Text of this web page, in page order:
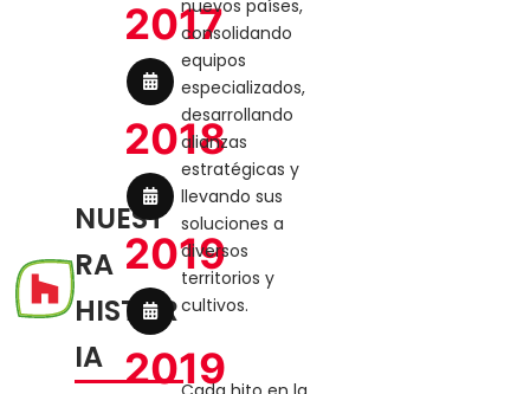
NUEST
RA
HISTOR
IA
2017
2018
2019
2019
nuevos países,
consolidando
equipos
especializados,
desarrollando
alianzas
estratégicas y
llevando sus
soluciones a
diversos
territorios y
cultivos.